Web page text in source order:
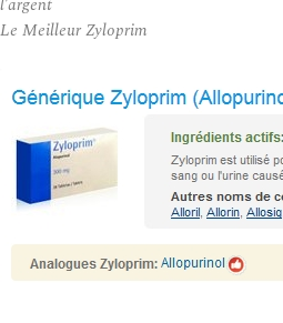
Le Meilleur Zyloprim